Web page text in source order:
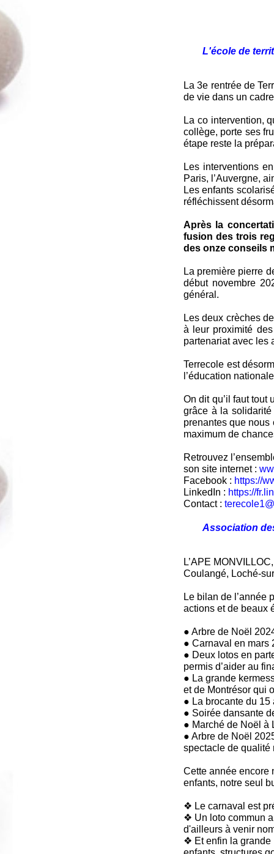
L'école de
La 3e rentrée de
de vie dans un
La co intervention,
collège, porte ses
étape reste la
Les interventions
Paris, l’Auvergne,
Les enfants
réfléchissent
Après la
fusion des trois
des onze conseils
La première pierre
début novembre
général.
Les deux crèches
à leur proximité
partenariat avec les
Terrecole est
l’éducation
On dit qu’il faut tout
grâce à la solidarité
prenantes que nous
maximum de
Retrouvez
son site internet :
Facebook : https://
LinkedIn : https://
Contact :
Association
L’APE
Coulangé, Loché-
Le bilan de l’année
actions et de beaux
● Arbre de Noël
● Carnaval en mars
● Deux lotos en
permis d’aider au
● La grande
et de Montrésor qui
● La brocante du
● Soirée dansante
● Marché de Noël à
● Arbre de Noël
spectacle de
Cette année encore
enfants, notre seul
❖ Le carnaval est
❖ Un loto commun
d'ailleurs à venir
❖ Et enfin la grande